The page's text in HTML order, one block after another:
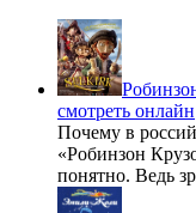
смотреть онлайн
Почему в
«Робинзон
понятно. Ведь